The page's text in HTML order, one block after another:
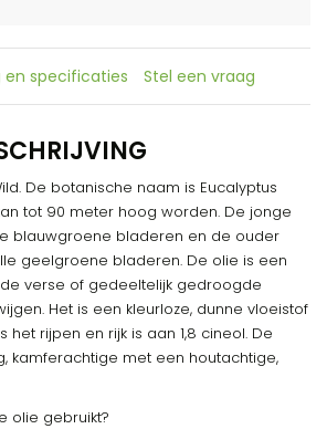
en specificaties Stel een vraag
De botanische naam is Eucalyptus
tot 90 meter hoog worden. De jonge
blauwgroene bladeren en de ouder
geelgroene bladeren. De olie is een
verse of gedeeltelijk gedroogde
Het is een kleurloze, dunne vloeistof
rijpen en rijk is aan 1,8 cineol. De
kamferachtige met een houtachtige,
olie gebruikt?